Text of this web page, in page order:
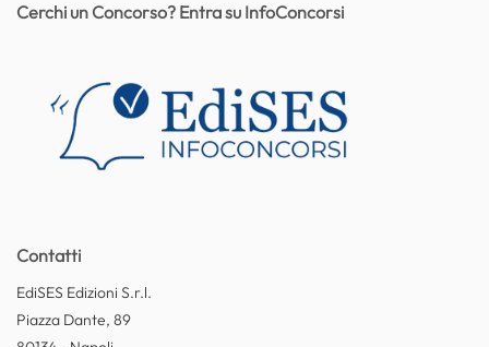
Contatti
EdiSES Edizioni S.r.l.
Piazza Dante, 89
Cerchi un Concorso? Entra su InfoConcorsi